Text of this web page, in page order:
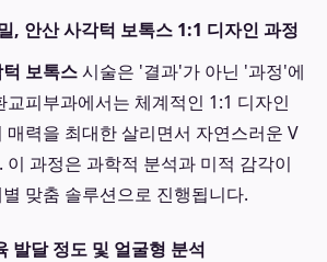
, 안산 사각턱 보톡스 1:1 디자인 과정
보톡스시술은 '결과'가 아닌 '과정'에
피부과에서는 체계적인 1:1 디자인
매력을 최대한 살리면서 자연스러운 V
이 과정은 과학적 분석과 미적 감각이
맞춤 솔루션으로 진행됩니다.
발달 정도 및 얼굴형 분석